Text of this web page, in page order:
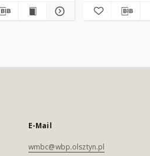
E-Mail
wmbc@wbp.olsztyn.pl